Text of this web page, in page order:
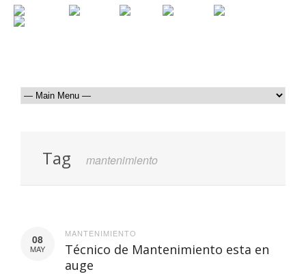
Tag mantenimiento
08
MAY
MANTENIMIENTO
Técnico de Mantenimiento esta en
auge